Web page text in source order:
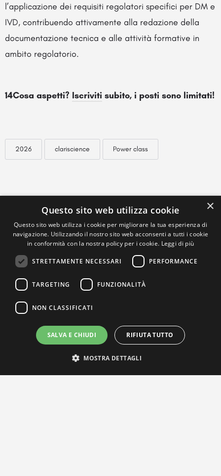
l’applicazione dei requisiti regolatori specifici per DM e
IVD, contribuendo attivamente alla redazione della
documentazione tecnica e alle attività formative in
ambito regolatorio.
14Cosa aspetti? Iscriviti subito, i posti sono limitati!
2026 clariscience Power class
×
Questo sito web utilizza cookie
Questo sito web utilizza i cookie per migliorare la tua esperienza di
navigazione. Utilizzando il nostro sito web acconsenti a tutti i cookie
in conformità con la nostra policy per i cookie. Leggi di più
STRETTAMENTE NECESSARI PERFORMANCE
TARGETING FUNZIONALITÀ
NON CLASSIFICATI
SALVA E CHIUDI RIFIUTA TUTTO
MOSTRA DETTAGLI